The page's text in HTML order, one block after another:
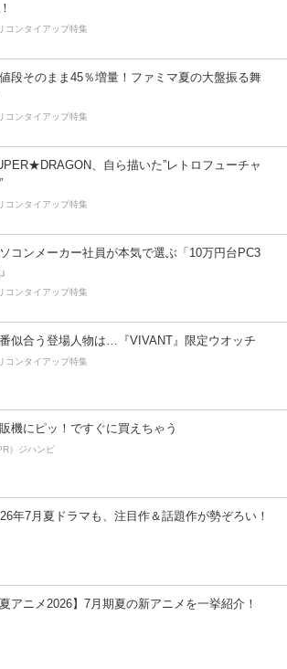
コンタイアップ特集
段そのまま45％増量！ファミマ夏の大盤振る舞
コンタイアップ特集
、自ら描いた”レトロフューチャ
コンタイアップ特集
コンメーカー社員が本気で選ぶ「10万円台PC3
コンタイアップ特集
似合う登場人物は…『VIVANT』限定ウオッチ
コンタイアップ特集
機にピッ！ですぐに買えちゃう
）ジハンピ
年7月夏ドラマも、注目作＆話題作が勢ぞろい！
夏アニメ2026】7月期夏の新アニメを一挙紹介！